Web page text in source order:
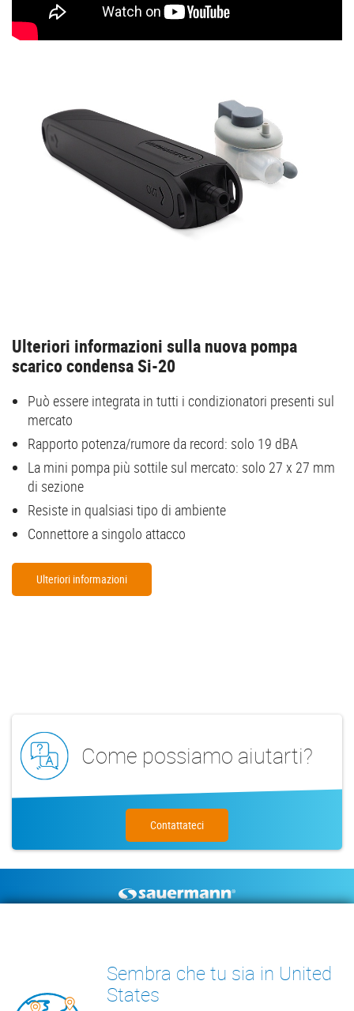
Ulteriori informazioni sulla nuova pompa
scarico condensa Si-20
Può essere integrata in tutti i condizionatori presenti sul
mercato
Rapporto potenza/rumore da record: solo 19 dBA
La mini pompa più sottile sul mercato: solo 27 x 27 mm
di sezione
Resiste in qualsiasi tipo di ambiente
Connettore a singolo attacco
Ulteriori informazioni
Come possiamo aiutarti?
Contattateci
DOCUMENTAZIONE TECNICA
CONTATTO
Sembra che tu sia in United
States